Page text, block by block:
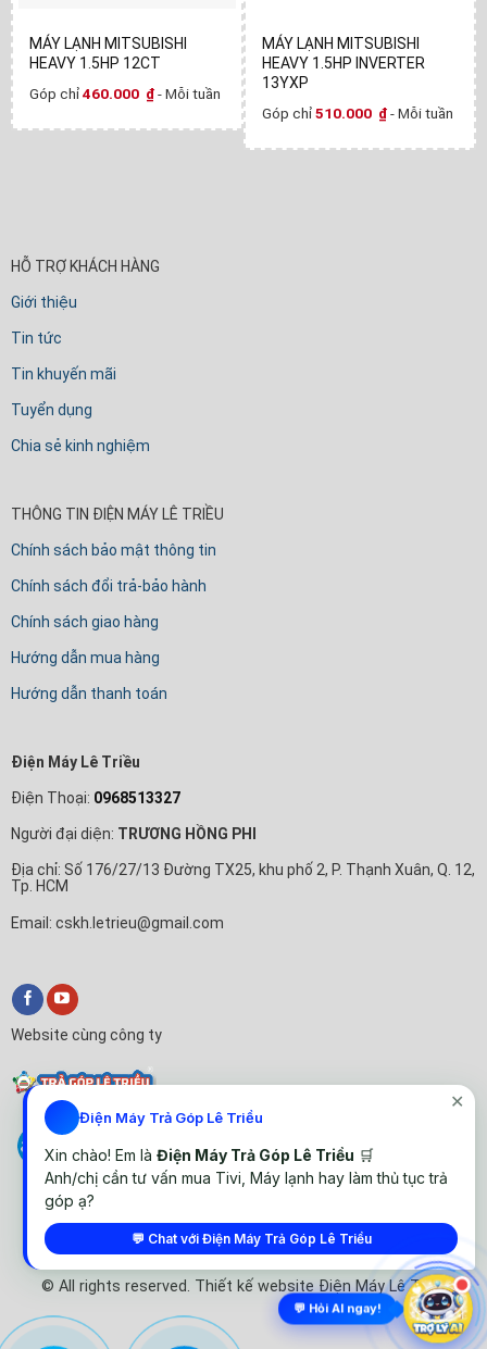
MÁY LẠNH MITSUBISHI
HEAVY 1.5HP 12CT
Góp chỉ460.000 ₫- Mỗi tuần
MÁY LẠNH MITSUBISHI
HEAVY 1.5HP INVERTER
13YXP
Góp chỉ510.000 ₫- Mỗi tuần
HỖ TRỢ KHÁCH HÀNG
Giới thiệu
Tin tức
Tin khuyến mãi
Tuyển dụng
Chia sẻ kinh nghiệm
THÔNG TIN ĐIỆN MÁY LÊ TRIỀU
Chính sách bảo mật thông tin
Chính sách đổi trả-bảo hành
Chính sách giao hàng
Hướng dẫn mua hàng
Hướng dẫn thanh toán
Điện Máy Lê Triều
Điện Thoại: 0968513327
Người đại diện: TRƯƠNG HỒNG PHI
Địa chỉ: Số 176/27/13 Đường TX25, khu phố 2, P. Thạnh Xuân, Q. 12,
Tp. HCM
Email: cskh.letrieu@gmail.com
Website cùng công ty
© All rights reserved. Thiết kế website Điện Máy Lê Triều
✕
Điện Máy Trả Góp Lê Triều
Xin chào! Em là Điện Máy Trả Góp Lê Triều 🛒
Anh/chị cần tư vấn mua Tivi, Máy lạnh hay làm thủ tục trả
góp ạ?
💬 Chat với Điện Máy Trả Góp Lê Triều
💬 Hỏi AI ngay!